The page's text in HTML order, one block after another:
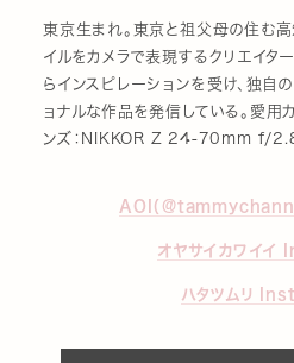
東京生まれ。東京と祖父母の住む高
イルをカメラで表現するクリエイタ
らインスピレーションを受け、独自
ョナルな作品を発信している。愛用
ンズ：NIKKOR Z 24-70mm f/2.8
AOI（
オヤサイカワイ
ハタツムリ